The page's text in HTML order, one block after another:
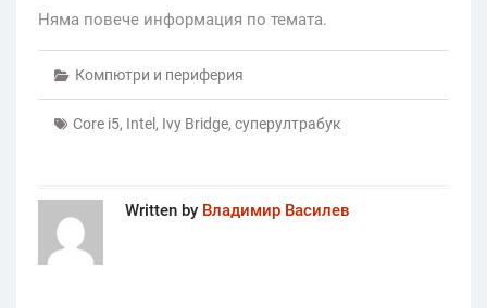
Няма повече информация по темата.
Компютри и периферия
Core i5, Intel , Ivy Bridge, суперултрабук
Written by Владимир Василев